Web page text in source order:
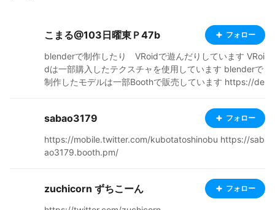
こまる@103日曜東Ｐ47b フォロー
blenderで制作したり VRoidで遊んだりしています VRoi
dは一部購入したテクスチャを使用しています blenderで
制作したモデルは一部Boothで販売しています https://de
sabao3179 フォロー
https://mobile.twitter.com/kubotatoshinobu https://sab
ao3179.booth.pm/
zuchicorn ずちこーん フォロー